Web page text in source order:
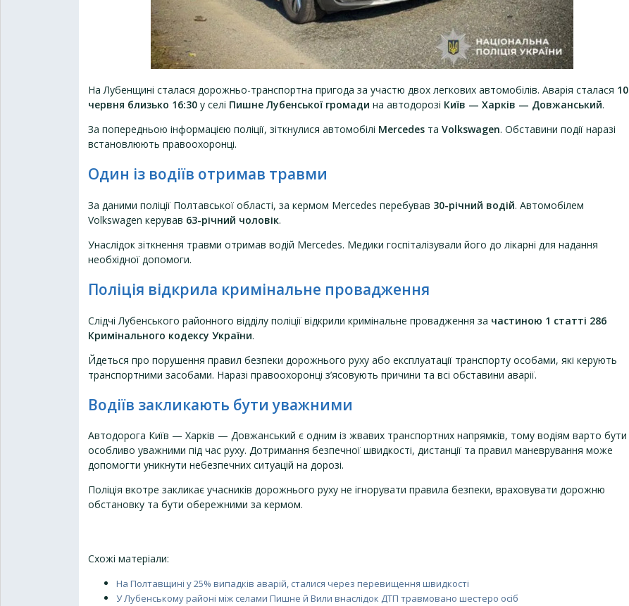
На Лубенщині сталася дорожньо-транспортна пригода за участю двох легкових автомобілів. Аварія сталася 10
червня близько 16:30 у селі Пишне Лубенської громади на автодорозі Київ — Харків — Довжанський.
За попередньою інформацією поліції, зіткнулися автомобілі Mercedes та Volkswagen. Обставини події наразі
встановлюють правоохоронці.
Один із водіїв отримав травми
За даними поліції Полтавської області, за кермом Mercedes перебував 30-річний водій. Автомобілем
Volkswagen керував 63-річний чоловік.
Унаслідок зіткнення травми отримав водій Mercedes. Медики госпіталізували його до лікарні для надання
необхідної допомоги.
Поліція відкрила кримінальне провадження
Слідчі Лубенського районного відділу поліції відкрили кримінальне провадження за частиною 1 статті 286
Кримінального кодексу України.
Йдеться про порушення правил безпеки дорожнього руху або експлуатації транспорту особами, які керують
транспортними засобами. Наразі правоохоронці з’ясовують причини та всі обставини аварії.
Водіїв закликають бути уважними
Автодорога Київ — Харків — Довжанський є одним із жвавих транспортних напрямків, тому водіям варто бути
особливо уважними під час руху. Дотримання безпечної швидкості, дистанції та правил маневрування може
допомогти уникнути небезпечних ситуацій на дорозі.
Поліція вкотре закликає учасників дорожнього руху не ігнорувати правила безпеки, враховувати дорожню
обстановку та бути обережними за кермом.
Схожі матеріали:
На Полтавщині у 25% випадків аварій, сталися через перевищення швидкості
У Лубенському районі між селами Пишне й Вили внаслідок ДТП травмовано шестеро осіб